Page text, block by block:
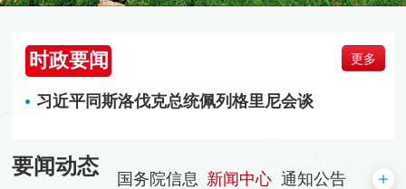
时政要闻
习近平同斯洛伐克总统佩列格里尼会谈
更多
要闻动态
国务院信息 新闻中心 通知公告